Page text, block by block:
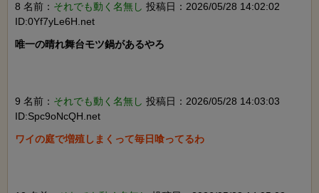
8 名前： それでも動く名無し 投稿日：2026/05/28 14:02:02
ID:0Yf7yLe6H.net
唯一の晴れ舞台モツ鍋があるやろ
9 名前： それでも動く名無し 投稿日：2026/05/28 14:03:03
ID:Spc9oNcQH.net
ワイの庭で増殖しまくって毎日喰ってるわ